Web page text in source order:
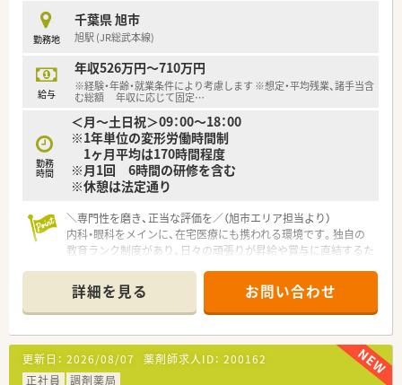
を行うことはなく、専門業務に専念できる環境が整っています。
■くるみんマークを取得しており、男性の育児休業取得や時短勤
務を推奨するなど、ワークライフバランスへの配慮が手厚い会社
です。
【求人情報について】
■年収はこれまでのご経験を最大限に考慮し、480万円から550
万円の範囲で納得感のある提示をさせていただく方針です。
■昇給は年1回あり、平均で約5,100円のベースアップが見込め
るほか、賞与も年2回支給され昨年度実績は4ヶ月分と安定して
います。
■正社員の店舗異動は基本的にございませんが、本人のキャリア
す。
勤務地
千葉県 旭市
旭駅 (JR総武本線)
給与
年収526万円～710万円
※経験・年齢・就業条件により考慮します ※想定・平均残業、諸手当含
む総額 年収に応じて固定…
勤務
時間
＜月～土日祝＞09：00～18：00
※1年単位の変形労働時間制
1ヶ月平均は170時間程度
※月1回 6時間の研修を含む
※休憩は法定通り
＼専門性を磨き、正当な評価を／（旭市エリア担当より）
内科・眼科をメインに、在宅医療にも携われる環境です。独自の
教育ランク制度があり、日々の頑張りが昇給や賞与に直結するた
＊------------------------------------------＊
【店舗情報と応需状況について】
■旭駅から車で2分ほどの便利な立地にあり、近隣の内科や眼科
医院の処方箋をメインに1日約20枚程度を応需しております。
■ドラッグストア併設型の店舗ですが、調剤部門の開局時間は
18時までのため、夜遅くなる心配がなく安定して勤務が可能で
す。
詳細を見る お問い合わせ
更新日： 2026/08/07 薬剤師求人ID： 200162
正社員
調剤薬局